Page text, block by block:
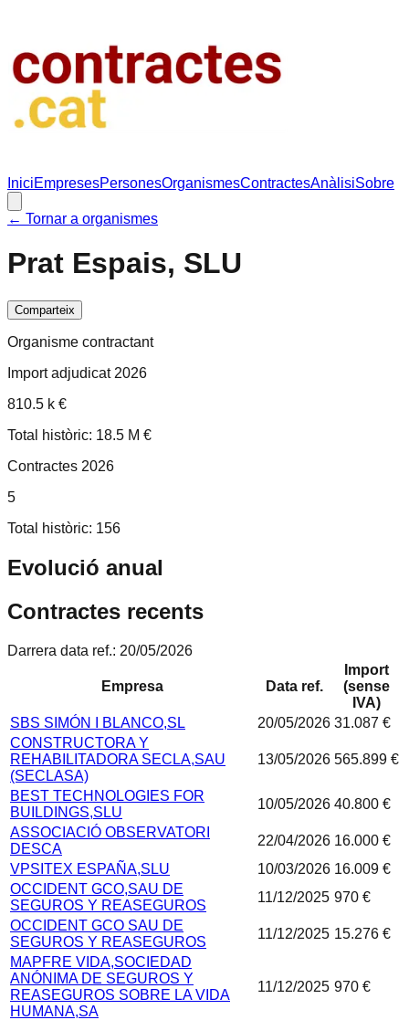
IniciEmpresesPersonesOrganismesContractesAnàlisiSobre
← Tornar a organismes
Prat Espais, SLU
Comparteix
Organisme contractant
Import adjudicat 2026
810.5 k €
Total històric: 18.5 M €
Contractes 2026
5
Total històric: 156
Evolució anual
Contractes recents
Darrera data ref.: 20/05/2026
Empresa Data ref.
Import
(sense
IVA)
SBS SIMÓN I BLANCO,SL
20/05/2026 31.087 €
CONSTRUCTORA Y
REHABILITADORA SECLA,SAU
(SECLASA)
13/05/2026 565.899 €
BEST TECHNOLOGIES FOR
BUILDINGS,SLU
10/05/2026 40.800 €
ASSOCIACIÓ OBSERVATORI
DESCA
22/04/2026 16.000 €
VPSITEX ESPAÑA,SLU
10/03/2026 16.009 €
OCCIDENT GCO,SAU DE
SEGUROS Y REASEGUROS
11/12/2025 970 €
OCCIDENT GCO SAU DE
SEGUROS Y REASEGUROS
11/12/2025 15.276 €
MAPFRE VIDA,SOCIEDAD
ANÓNIMA DE SEGUROS Y
REASEGUROS SOBRE LA VIDA
HUMANA,SA
11/12/2025 970 €